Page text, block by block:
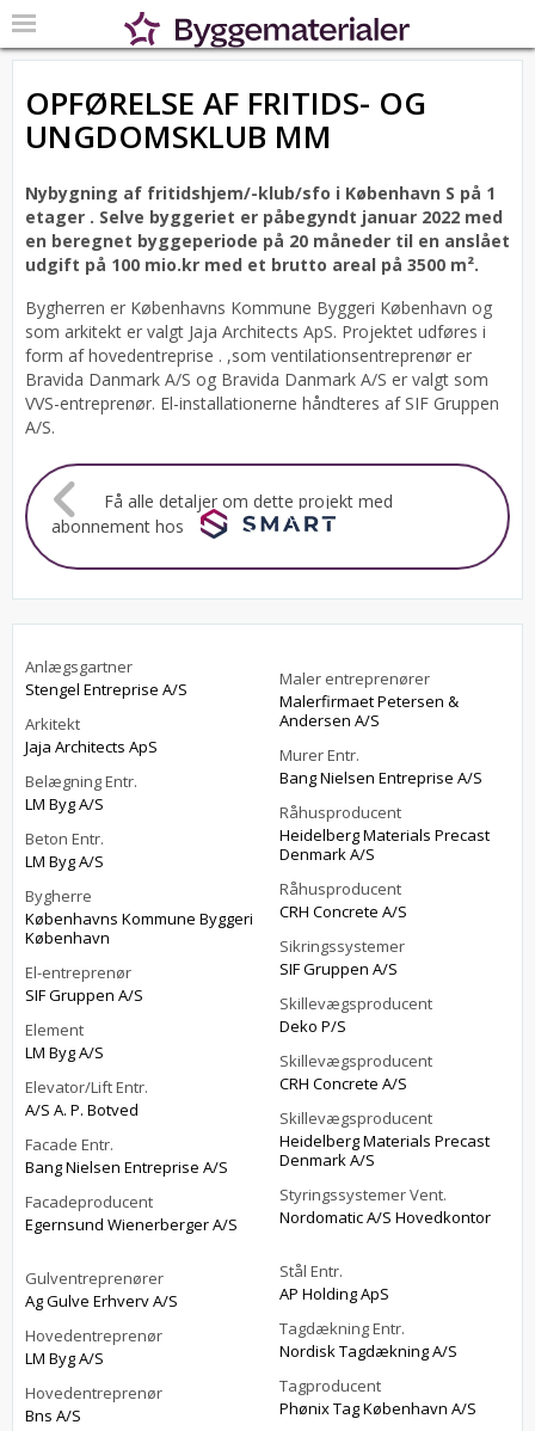
OPFØRELSE AF FRITIDS- OG
UNGDOMSKLUB MM
Nybygning af fritidshjem/-klub/sfo i København S på 1
etager . Selve byggeriet er påbegyndt januar 2022 med
en beregnet byggeperiode på 20 måneder til en anslået
udgift på 100 mio.kr med et brutto areal på 3500 m².
Bygherren er Københavns Kommune Byggeri København og
som arkitekt er valgt Jaja Architects ApS. Projektet udføres i
form af hovedentreprise . ,som ventilationsentreprenør er
Bravida Danmark A/S og Bravida Danmark A/S er valgt som
VVS-entreprenør. El-installationerne håndteres af SIF Gruppen
A/S.
Få alle detaljer om dette projekt med
abonnement hos
Anlægsgartner
Stengel Entreprise A/S
Arkitekt
Jaja Architects ApS
Belægning Entr.
LM Byg A/S
Beton Entr.
LM Byg A/S
Bygherre
Københavns Kommune Byggeri
København
El-entreprenør
SIF Gruppen A/S
Element
LM Byg A/S
Elevator/Lift Entr.
A/S A. P. Botved
Facade Entr.
Bang Nielsen Entreprise A/S
Facadeproducent
Egernsund Wienerberger A/S
Gulventreprenører
Ag Gulve Erhverv A/S
Hovedentreprenør
LM Byg A/S
Hovedentreprenør
Bns A/S
Maler entreprenører
Malerfirmaet Petersen &
Andersen A/S
Murer Entr.
Bang Nielsen Entreprise A/S
Råhusproducent
Heidelberg Materials Precast
Denmark A/S
Råhusproducent
CRH Concrete A/S
Sikringssystemer
SIF Gruppen A/S
Skillevægsproducent
Deko P/S
Skillevægsproducent
CRH Concrete A/S
Skillevægsproducent
Heidelberg Materials Precast
Denmark A/S
Styringssystemer Vent.
Nordomatic A/S Hovedkontor
Stål Entr.
AP Holding ApS
Tagdækning Entr.
Nordisk Tagdækning A/S
Tagproducent
Phønix Tag København A/S